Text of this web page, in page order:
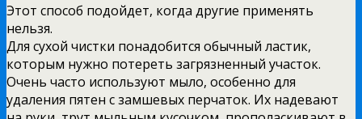
Этот способ подойдет, когда другие применять
нельзя.
Для сухой чистки понадобится обычный ластик,
которым нужно потереть загрязненный участок.
Очень часто используют мыло, особенно для
удаления пятен с замшевых перчаток. Их надевают